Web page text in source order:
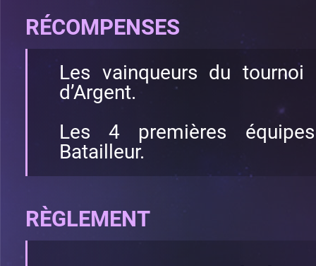
RÉCOMPENSES
Les vainqueurs du tournoi
d’Argent.
Les 4 premières
Batailleur.
RÈGLEMENT